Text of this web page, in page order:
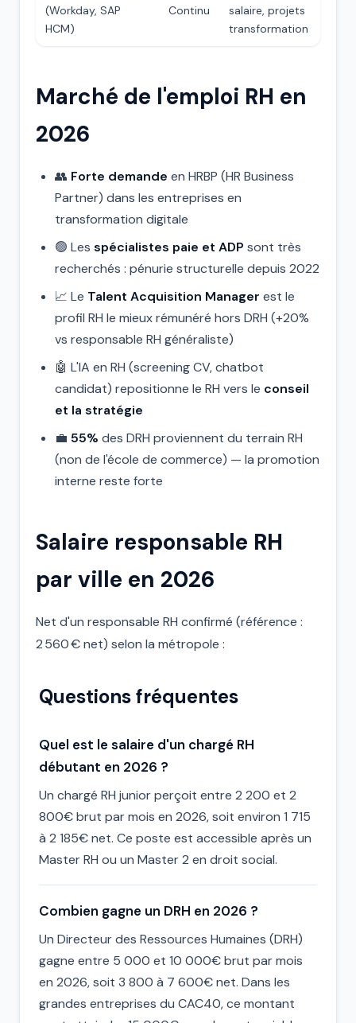
(Workday, SAP
HCM)
Continu
salaire, projets
transformation
Marché de l'emploi RH en
2026
👥 Forte demande en HRBP (HR Business
Partner) dans les entreprises en
transformation digitale
🟢 Les spécialistes paie et ADP sont très
recherchés : pénurie structurelle depuis 2022
📈 Le Talent Acquisition Manager est le
profil RH le mieux rémunéré hors DRH (+20%
vs responsable RH généraliste)
🤖 L'IA en RH (screening CV, chatbot
candidat) repositionne le RH vers le conseil
et la stratégie
💼 55% des DRH proviennent du terrain RH
(non de l'école de commerce) — la promotion
interne reste forte
Salaire responsable RH
par ville en 2026
Net d'un responsable RH confirmé (référence :
2 560 € net) selon la métropole :
Questions fréquentes
Quel est le salaire d'un chargé RH
débutant en 2026 ?
Un chargé RH junior perçoit entre 2 200 et 2
800€ brut par mois en 2026, soit environ 1 715
à 2 185€ net. Ce poste est accessible après un
Master RH ou un Master 2 en droit social.
Combien gagne un DRH en 2026 ?
Un Directeur des Ressources Humaines (DRH)
gagne entre 5 000 et 10 000€ brut par mois
en 2026, soit 3 800 à 7 600€ net. Dans les
grandes entreprises du CAC40, ce montant